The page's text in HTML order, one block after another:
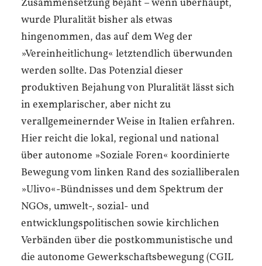
Zusammensetzung bejaht – wenn überhaupt,
wurde Pluralität bisher als etwas
hingenommen, das auf dem Weg der
»Vereinheitlichung« letztendlich überwunden
werden sollte. Das Potenzial dieser
produktiven Bejahung von Pluralität lässt sich
in exemplarischer, aber nicht zu
verallgemeinernder Weise in Italien erfahren.
Hier reicht die lokal, regional und national
über autonome »Soziale Foren« koordinierte
Bewegung vom linken Rand des sozialliberalen
»Ulivo«-Bündnisses und dem Spektrum der
NGOs, umwelt-, sozial- und
entwicklungspolitischen sowie kirchlichen
Verbänden über die postkommunistische und
die autonome Gewerkschaftsbewegung (CGIL